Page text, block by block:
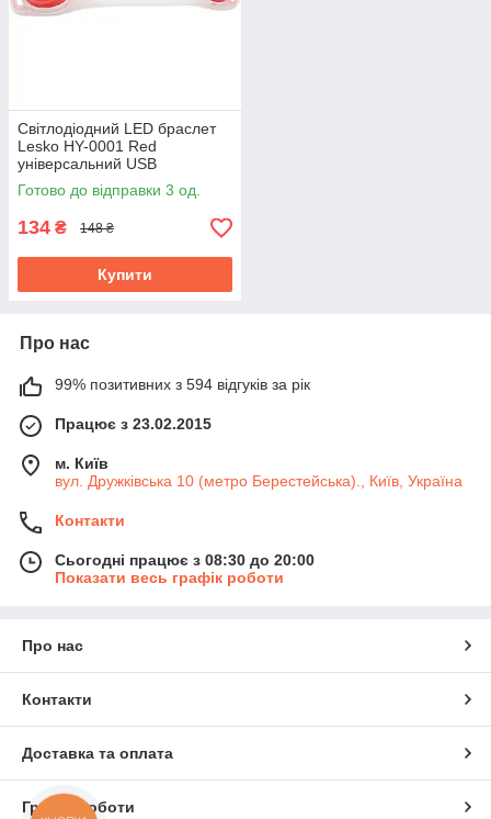
Світлодіодний LED браслет
Lesko HY-0001 Red
універсальний USB
акумуляторний
Готово до відправки 3 од.
134 ₴ 148 ₴
Купити
Про нас
99% позитивних з 594 відгуків за рік
Працює з 23.02.2015
м. Київ
вул. Дружківська 10 (метро Берестейська)., Київ, Україна
Контакти
Сьогодні працює з 08:30 до 20:00
Показати весь графік роботи
Про нас
Контакти
Доставка та оплата
Графік роботи